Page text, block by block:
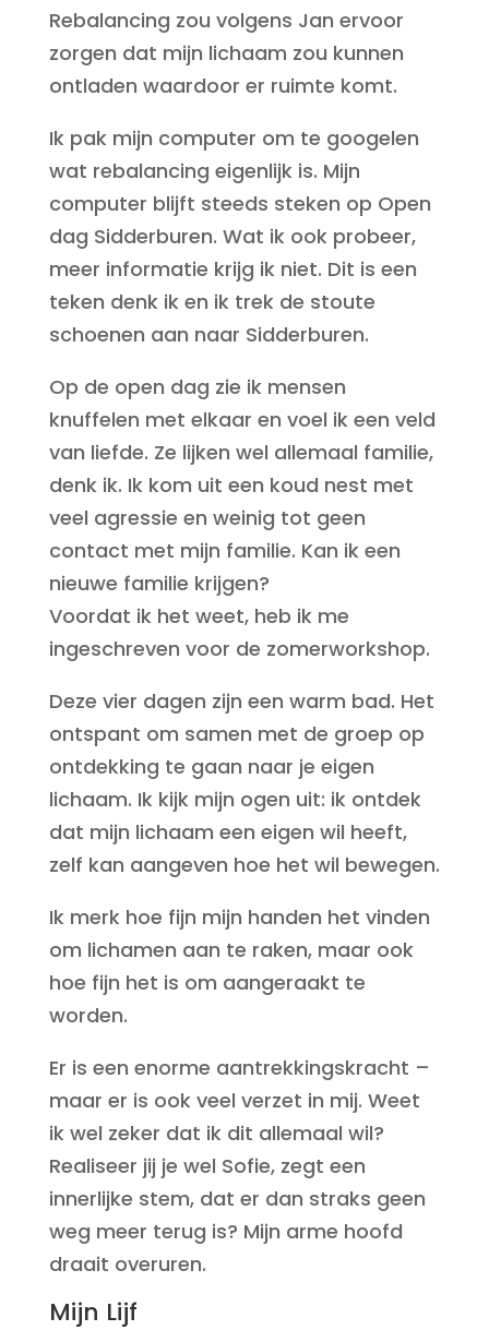
Rebalancing zou volgens Jan ervoor
zorgen dat mijn lichaam zou kunnen
ontladen waardoor er ruimte komt.
Ik pak mijn computer om te googelen
wat rebalancing eigenlijk is. Mijn
computer blijft steeds steken op Open
dag Sidderburen. Wat ik ook probeer,
meer informatie krijg ik niet. Dit is een
teken denk ik en ik trek de stoute
schoenen aan naar Sidderburen.
Op de open dag zie ik mensen
knuffelen met elkaar en voel ik een veld
van liefde. Ze lijken wel allemaal familie,
denk ik. Ik kom uit een koud nest met
veel agressie en weinig tot geen
contact met mijn familie. Kan ik een
nieuwe familie krijgen?
Voordat ik het weet, heb ik me
ingeschreven voor de zomerworkshop.
Deze vier dagen zijn een warm bad. Het
ontspant om samen met de groep op
ontdekking te gaan naar je eigen
lichaam. Ik kijk mijn ogen uit: ik ontdek
dat mijn lichaam een eigen wil heeft,
zelf kan aangeven hoe het wil bewegen.
Ik merk hoe fijn mijn handen het vinden
om lichamen aan te raken, maar ook
hoe fijn het is om aangeraakt te
worden.
Er is een enorme aantrekkingskracht –
maar er is ook veel verzet in mij. Weet
ik wel zeker dat ik dit allemaal wil?
Realiseer jij je wel Sofie, zegt een
innerlijke stem, dat er dan straks geen
weg meer terug is? Mijn arme hoofd
draait overuren.
Mijn Lijf